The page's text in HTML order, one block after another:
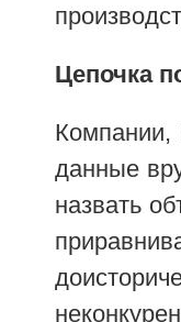
Цепочка
Компании,
данные
назвать